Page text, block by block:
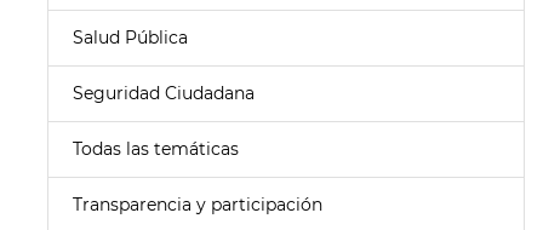
Salud Pública
Seguridad Ciudadana
Todas las temáticas
Transparencia y participación